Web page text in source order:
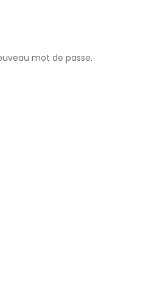
mot de passe.